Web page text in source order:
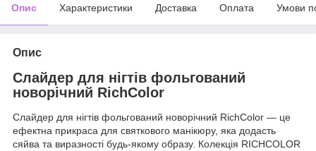
Опис Характеристики Доставка Оплата Умови
Опис
Слайдер для нігтів фольгований
новорічний RichColor
Слайдер для нігтів фольгований новорічний RichColor — це
ефектна прикраса для святкового манікюру, яка додасть
сяйва та виразності будь-якому образу. Колекція RICHCOLOR